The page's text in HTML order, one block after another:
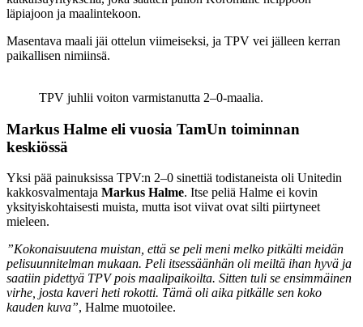
läpiajoon ja maalintekoon.
Masentava maali jäi ottelun viimeiseksi, ja TPV vei jälleen kerran
paikallisen nimiinsä.
TPV juhlii voiton varmistanutta 2–0-maalia.
Markus Halme eli vuosia TamUn toiminnan
keskiössä
Yksi pää painuksissa TPV:n 2–0 sinettiä todistaneista oli Unitedin
kakkosvalmentaja Markus Halme. Itse peliä Halme ei kovin
yksityiskohtaisesti muista, mutta isot viivat ovat silti piirtyneet
mieleen.
”Kokonaisuutena muistan, että se peli meni melko pitkälti meidän
pelisuunnitelman mukaan. Peli itsessäänhän oli meiltä ihan hyvä ja
saatiin pidettyä TPV pois maalipaikoilta. Sitten tuli se ensimmäinen
virhe, josta kaveri heti rokotti. Tämä oli aika pitkälle sen koko
kauden kuva”, Halme muotoilee.